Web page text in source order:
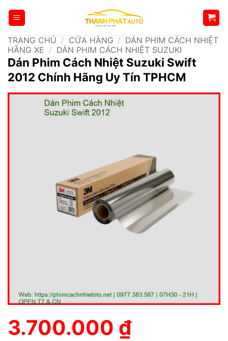
qua
dungTRANG CHỦ / CỬA HÀNG / DÁN PHIM CÁCH NHIỆT
HÃNG XE / DÁN PHIM CÁCH NHIỆT SUZUKI
Dán Phim Cách Nhiệt Suzuki Swift
2012 Chính Hãng Uy Tín TPHCM
3.700.000 ₫